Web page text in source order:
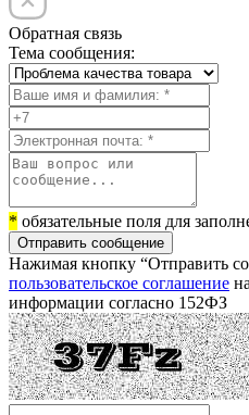
Обратная связь
Тема сообщения:
* обязательные поля для
Отправить сообщение
Нажимая кнопку “Отправить
пользовательское соглашение
информации согласно 152ФЗ